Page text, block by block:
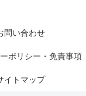
問い合わせ
ポリシー・免責事項
イトマップ